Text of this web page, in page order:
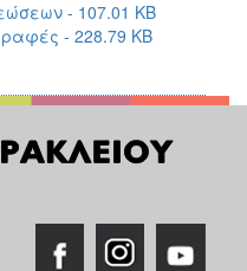
- 107.01 KB
- 228.79 KB